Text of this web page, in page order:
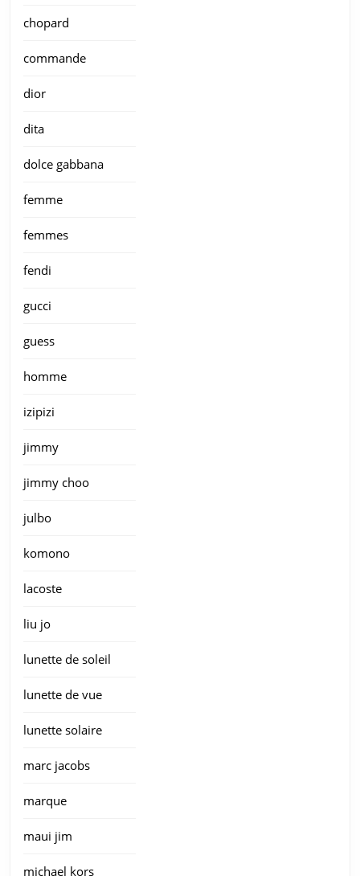
chopard
commande
dior
dita
dolce gabbana
femme
femmes
fendi
gucci
guess
homme
izipizi
jimmy
jimmy choo
julbo
komono
lacoste
liu jo
lunette de soleil
lunette de vue
lunette solaire
marc jacobs
marque
maui jim
michael kors